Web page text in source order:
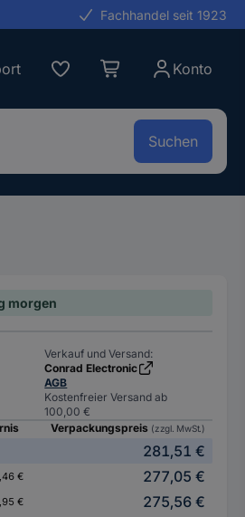
Fachhandel seit 1923
Konto
Suchen
morgen
Verkauf und Versand:
Conrad Electronic
AGB
Kostenfreier Versand ab
100,00 €
Verpackungspreis (zzgl. MwSt.)
281,51 €
€
277,05 €
€
275,56 €